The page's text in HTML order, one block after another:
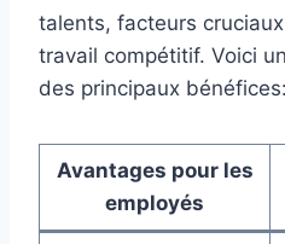
talents, facteurs
travail compétitif. Voici
des principaux bénéfices:
Avantages pour les
employés